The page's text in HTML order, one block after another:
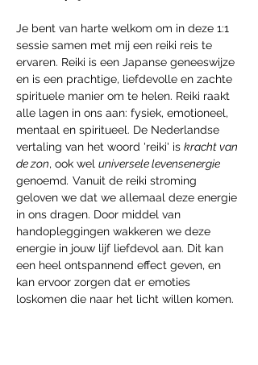
Je bent van harte welkom om in deze 1:1
sessie samen met mij een reiki reis te
ervaren. Reiki is een Japanse geneeswijze
en is een prachtige, liefdevolle en zachte
spirituele manier om te helen. Reiki raakt
alle lagen in ons aan: fysiek, emotioneel,
mentaal en spiritueel. De Nederlandse
vertaling van het woord 'reiki' is kracht van
de zon, ook wel universele levensenergie
genoemd. Vanuit de reiki stroming
geloven we dat we allemaal deze energie
in ons dragen. Door middel van
handopleggingen wakkeren we deze
energie in jouw lijf liefdevol aan. Dit kan
een heel ontspannend effect geven, en
kan ervoor zorgen dat er emoties
loskomen die naar het licht willen komen.